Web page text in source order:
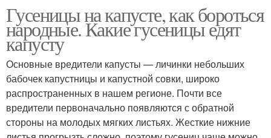
Гусеницы на капусте, как бороться
народные. Какие гусеницы едят
капусту
Основные вредители капусты — личинки небольших
бабочек капустницы и капустной совки, широко
распространенных в нашем регионе. Почти все
вредители первоначально появляются с обратной
стороны на молодых мягких листьях. Жесткие нижние